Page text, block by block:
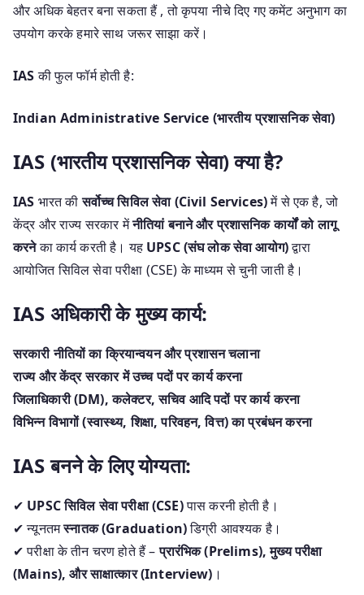
और अधिक बेहतर बना सकता हैं , तो कृपया नीचे दिए गए कमेंट अनुभाग का
उपयोग करके हमारे साथ जरूर साझा करें।
IASकी फुल फॉर्म होती है:
Indian Administrative Service (भारतीय प्रशासनिक सेवा)
IAS (भारतीय प्रशासनिक सेवा) क्या है?
IAS भारत कीसर्वोच्च सिविल सेवा (Civil Services)में से एक है, जो
केंद्र और राज्य सरकार मेंनीतियां बनाने और प्रशासनिक कार्यों को लागू
करनेका कार्य करती है। यह UPSC (संघ लोक सेवा आयोग)द्वारा
आयोजित सिविल सेवा परीक्षा (CSE) के माध्यम से चुनी जाती है।
IAS अधिकारी के मुख्य कार्य:
सरकारी नीतियों का क्रियान्वयन और प्रशासन चलाना
राज्य और केंद्र सरकार में उच्च पदों पर कार्य करना
जिलाधिकारी (DM), कलेक्टर, सचिव आदि पदों पर कार्य करना
विभिन्न विभागों (स्वास्थ्य, शिक्षा, परिवहन, वित्त) का प्रबंधन करना
IAS बनने के लिए योग्यता:
✔ UPSC सिविल सेवा परीक्षा (CSE)पास करनी होती है।
✔ न्यूनतमस्नातक (Graduation)डिग्री आवश्यक है।
✔ परीक्षा के तीन चरण होते हैं –प्रारंभिक (Prelims), मुख्य परीक्षा
(Mains), और साक्षात्कार (Interview) ।